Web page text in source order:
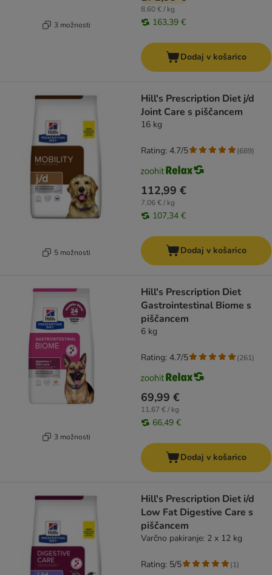
3 možnosti
8,60 € / kg
163,39 €
Dodaj v košarico
5 možnosti
Hill's Prescription Diet j/d
Joint Care s piščancem
16 kg
112,99 €
7,06 € / kg
107,34 €
Rating: 4.7/5 (689)
Dodaj v košarico
3 možnosti
Hill's Prescription Diet
Gastrointestinal Biome s
piščancem
6 kg
69,99 €
11,67 € / kg
66,49 €
Rating: 4.7/5 (261)
Dodaj v košarico
Hill's Prescription Diet i/d
Low Fat Digestive Care s
piščancem
Varčno pakiranje: 2 x 12 kg
Rating: 5/5 (1)